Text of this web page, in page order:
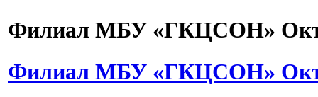
Филиал МБУ «ГКЦСОН»
Филиал МБУ «ГКЦСОН»